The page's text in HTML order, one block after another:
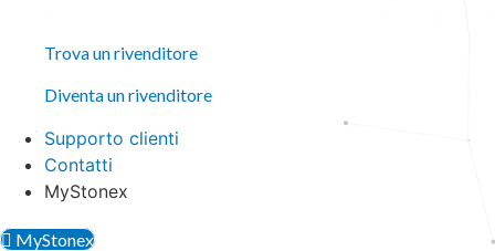
Trova un rivenditore
Diventa un rivenditore
Supporto clienti
Contatti
MyStonex
MyStonex